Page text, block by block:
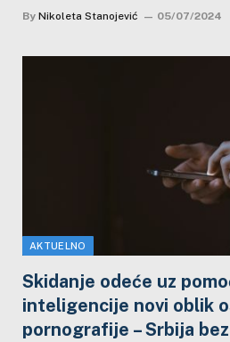
By Nikoleta Stanojević 05/07/2024
AKTUELNO
Skidanje odeće uz
inteligencije novi oblik
pornografije – Srbija